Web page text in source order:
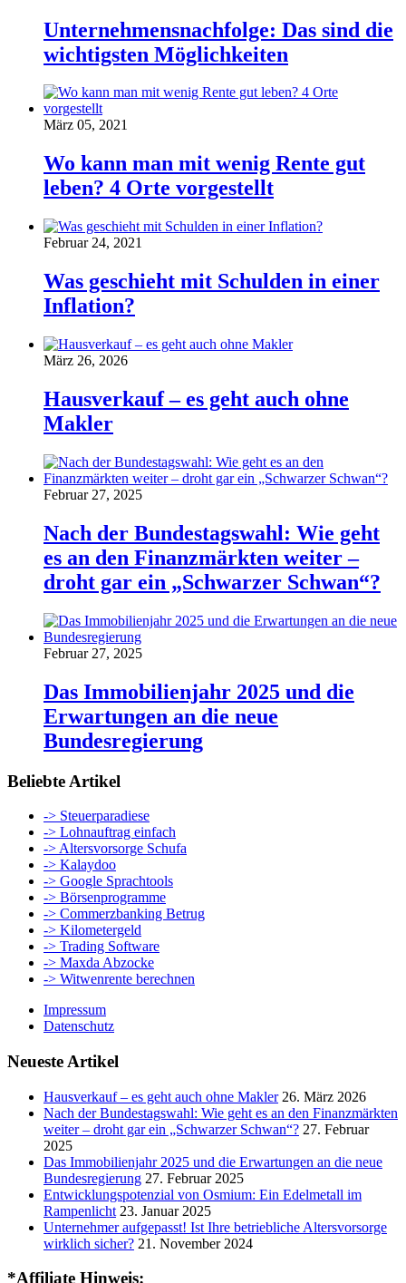
Unternehmensnachfolge: Das sind die
wichtigsten Möglichkeiten
März 05, 2021
Wo kann man mit wenig Rente gut
leben? 4 Orte vorgestellt
Februar 24, 2021
Was geschieht mit Schulden in einer
Inflation?
März 26, 2026
Hausverkauf – es geht auch ohne
Makler
Februar 27, 2025
Nach der Bundestagswahl: Wie geht
es an den Finanzmärkten weiter –
droht gar ein „Schwarzer Schwan“?
Februar 27, 2025
Das Immobilienjahr 2025 und die
Erwartungen an die neue
Bundesregierung
Beliebte Artikel
-> Steuerparadiese
-> Lohnauftrag einfach
-> Altersvorsorge Schufa
-> Kalaydoo
-> Google Sprachtools
-> Börsenprogramme
-> Commerzbanking Betrug
-> Kilometergeld
-> Trading Software
-> Maxda Abzocke
-> Witwenrente berechnen
Impressum
Datenschutz
Neueste Artikel
Hausverkauf – es geht auch ohne Makler 26. März 2026
Nach der Bundestagswahl: Wie geht es an den Finanzmärkten
weiter – droht gar ein „Schwarzer Schwan“? 27. Februar
2025
Das Immobilienjahr 2025 und die Erwartungen an die neue
Bundesregierung 27. Februar 2025
Entwicklungspotenzial von Osmium: Ein Edelmetall im
Rampenlicht 23. Januar 2025
Unternehmer aufgepasst! Ist Ihre betriebliche Altersvorsorge
wirklich sicher? 21. November 2024
*Affiliate Hinweis: